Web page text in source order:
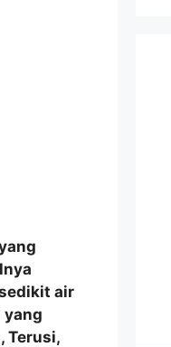
air
yang
Terusi,